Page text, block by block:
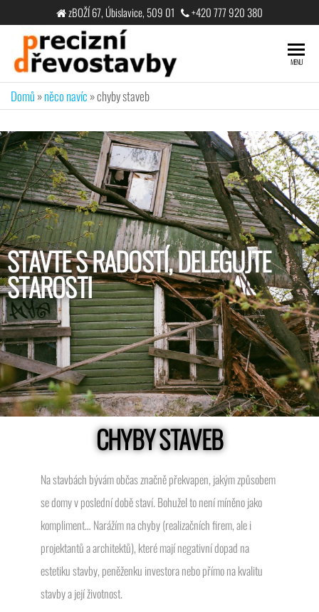
zBOŽÍ 67, Úbislavice, 509 01 +420 777 920 380
DřEVOSTAVBY
STAROSTI​
MENU
Domů »něco navíc »chyby staveb
STAVTE S RADOSTÍ, DELEGUJTE
STAROSTI
CHYBY STAVEB
Na stavbách bývám občas značně překvapen, jakým způsobem
se domy v poslední době staví. Bohužel to není míněno jako
kompliment… Narážím na chyby (realizačních firem, ale i
projektantů a architektů), které mají negativní dopad na
estetiku stavby, peněženku investora nebo přímo na kvalitu
stavby a její životnost.